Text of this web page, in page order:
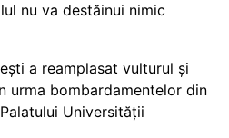
nu va destăinui nimic
a reamplasat vulturul și
urma bombardamentelor din
Universității